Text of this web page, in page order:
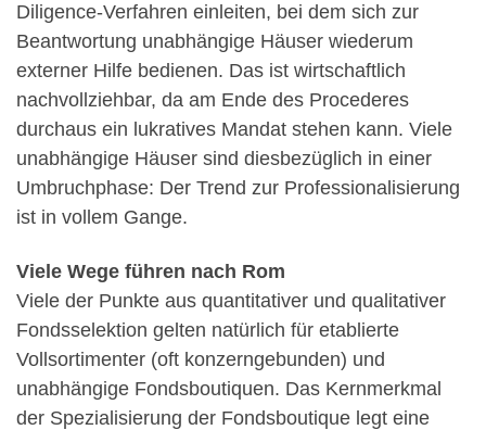
Diligence-Verfahren einleiten, bei dem sich zur
Beantwortung unabhängige Häuser wiederum
externer Hilfe bedienen. Das ist wirtschaftlich
nachvollziehbar, da am Ende des Procederes
durchaus ein lukratives Mandat stehen kann. Viele
unabhängige Häuser sind diesbezüglich in einer
Umbruchphase: Der Trend zur Professionalisierung
ist in vollem Gange.
Viele Wege führen nach Rom
Viele der Punkte aus quantitativer und qualitativer
Fondsselektion gelten natürlich für etablierte
Vollsortimenter (oft konzerngebunden) und
unabhängige Fondsboutiquen. Das Kernmerkmal
der Spezialisierung der Fondsboutique legt eine